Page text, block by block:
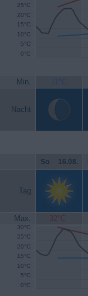
0°C
5°C
10°C
15°C
20°C
25°C
Min. 11°C
Nacht
So. 16.08.
Tag
Max. 32°C
0°C
5°C
10°C
15°C
20°C
25°C
30°C